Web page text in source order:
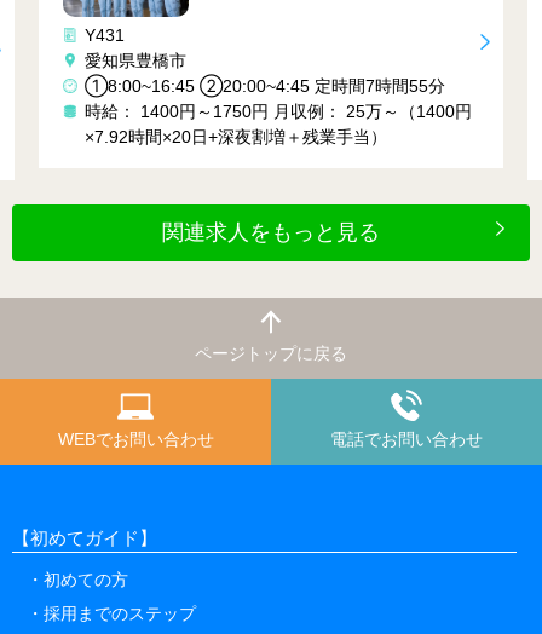
Y431
愛知県豊橋市
①8:00~16:45 ②20:00~4:45 定時間7時間55分
時給： 1400円～1750円 月収例： 25万～（1400円
×7.92時間×20日+深夜割増＋残業手当）
関連求人をもっと見る
ページトップに戻る
WEBでお問い合わせ 電話でお問い合わせ
【初めてガイド】
初めての方
採用までのステップ